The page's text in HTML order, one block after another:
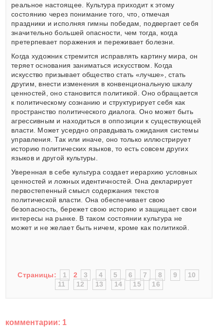
реальное настоящее. Культура приходит к этому
состоянию через понимание того, что, отмечая
праздники и исполняя гимны победам, подвергает себя
значительно большей опасности, чем тогда, когда
претерпевает поражения и переживает болезни.
Когда художник стремится исправлять картину мира, он
теряет основания заниматься искусством. Когда
искусство призывает общество стать «лучше», стать
другим, внести изменения в конвенциональную шкалу
ценностей, оно становится политикой. Оно обращается
к политическому сознанию и структурирует себя как
пространство политического диалога. Оно может быть
агрессивным и находиться в оппозиции к существующей
власти. Может усердно оправдывать ожидания системы
управления. Так или иначе, оно только иллюстрирует
историю политических языков, то есть совсем других
языков и другой культуры.
Уверенная в себе культура создает иерархию условных
ценностей и ложных идентичностей. Она декларирует
первостепенный смысл содержания текстов
политической власти. Она обеспечивает свою
безопасность, бережет свою историю и защищает свои
интересы на рынке. В таком состоянии культура не
может и не желает быть ничем, кроме как политикой.
Страницы: 1 2 3 4 5 6 7 8 9
10
11
12 13 14 15 16
комментарии: 1